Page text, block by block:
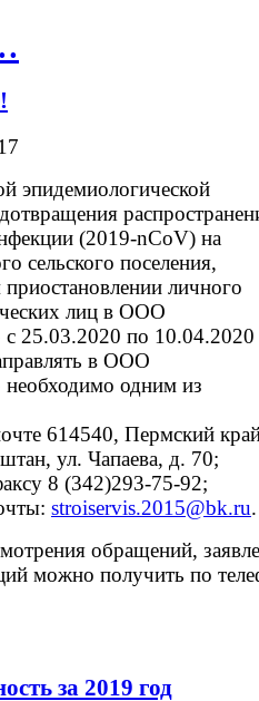
эпидемиологической
(2019-nCoV) на
сельского поселения,
личного
лиц в ООО
25.03.2020 по 10.04.2020
в ООО
одним из
614540, Пермский
ул. Чапаева, д. 70;
8 (342)293-75-92;
stroiservis.2015@bk.ru.
обращений,
можно получить по
за 2019 год